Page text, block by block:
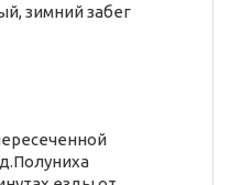
зимнийзабег